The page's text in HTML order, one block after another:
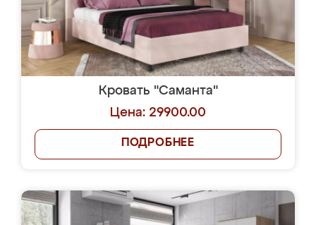
Кровать "Саманта"
Цена: 29900.00
ПОДРОБНЕЕ